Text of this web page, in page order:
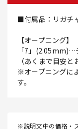
■付属品：リガチ
【オープニング】
「7」(2.05mm)…
（あくまで目安と
※オープニングに
す。
※説明文中の価格・